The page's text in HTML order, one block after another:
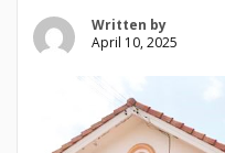
Written by
April 10, 2025